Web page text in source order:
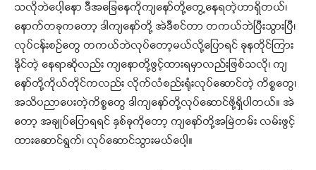
သလိုဘဲပေါ့နော ဒီအခြေနေကိုကျနော်တို့တွေ့နေရတဲ့ဟာရှိတယ်၊
နောက်တခုကတော့ ဒါကျနော်တို့ အဲဒီစင်တာ တကယ်ဘဲပြီးသွားပြီ၊
လုပ်ငန်းစဉ်တွေ တကယ်ဘဲလုပ်တော့မယ်လို့ပြောရင် ခုနတိုင်ကြား
နိုင်တဲ့ နေရာဆိုလည်း ကျနောတို့ဖွင့်ထားရမှာလည်းဖြစ်သလို၊ ကျ
နော်တို့ကိုယ်တိုင်ကလည်း လိုက်လံစည်းရုံးလုပ်ဆောင်တဲ့ ကိစ္စတွေ၊
အသိပညာပေးတဲ့ကိစ္စတွေ ဒါကျနော်တို့လုပ်ဆောင်ဖို့ရှိပါတယ်။ အဲ
တော့ အချုပ်ပြောရရင် နှစ်ခုကိုတော့ ကျနော်တို့အမြဲတမ်း လမ်းဖွင့်
ထားဆောင်ရွက်၊ လုပ်ဆောင်သွားမယ်ပေါ့။